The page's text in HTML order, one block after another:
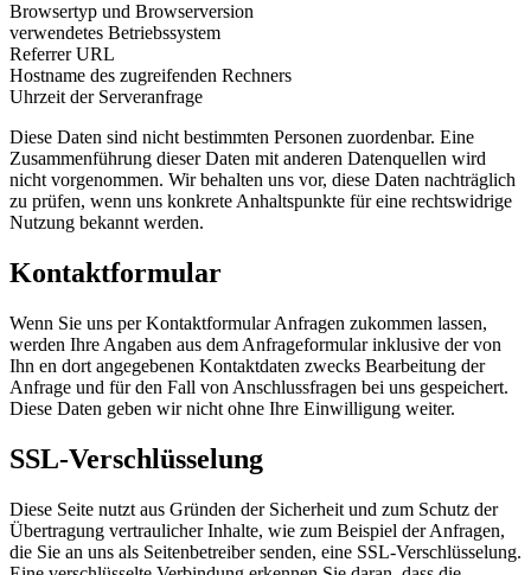
Browsertyp und Browserversion
verwendetes Betriebssystem
Referrer URL
Hostname des zugreifenden Rechners
Uhrzeit der Serveranfrage
Diese Daten sind nicht bestimmten Personen zuordenbar. Eine
Zusammenführung dieser Daten mit anderen Datenquellen wird
nicht vorgenommen. Wir behalten uns vor, diese Daten nachträglich
zu prüfen, wenn uns konkrete Anhaltspunkte für eine rechtswidrige
Nutzung bekannt werden.
Kontaktformular
Wenn Sie uns per Kontaktformular Anfragen zukommen lassen,
werden Ihre Angaben aus dem Anfrageformular inklusive der von
Ihn en dort angegebenen Kontaktdaten zwecks Bearbeitung der
Anfrage und für den Fall von Anschlussfragen bei uns gespeichert.
Diese Daten geben wir nicht ohne Ihre Einwilligung weiter.
SSL-Verschlüsselung
Diese Seite nutzt aus Gründen der Sicherheit und zum Schutz der
Übertragung vertraulicher Inhalte, wie zum Beispiel der Anfragen,
die Sie an uns als Seitenbetreiber senden, eine SSL-Verschlüsselung.